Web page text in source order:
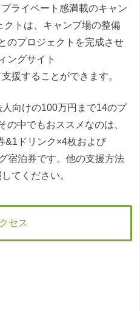
ライベート感満載のキャン
クトは、キャンプ場の整備
のプロジェクトを完成させ
ングサイト
支援することができます。
向けの100万円まで14のプ
の中でもおススメなのは、
&1ドリンク×4枚および
宿泊券です。他の支援方法
てください。
セス